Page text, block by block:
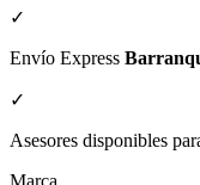
✓
Envío Express
✓
Asesores disponibles